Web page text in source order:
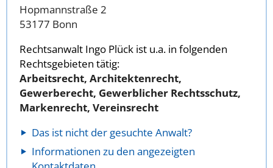
Hopmannstraße 2
53177 Bonn
Rechtsanwalt Ingo Plück ist u.a. in folgenden
Rechtsgebieten tätig:
Arbeitsrecht, Architektenrecht,
Gewerberecht, Gewerblicher Rechtsschutz,
Markenrecht, Vereinsrecht
Das ist nicht der gesuchte Anwalt?
Informationen zu den angezeigten